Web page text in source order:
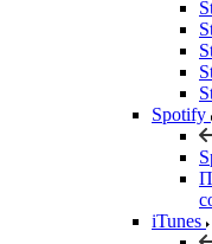
Spotify
iTunes